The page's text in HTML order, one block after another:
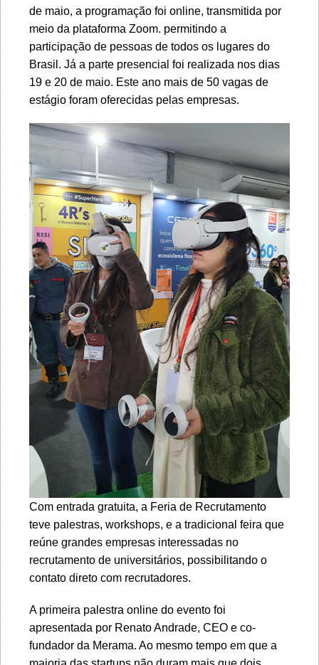
de maio, a programação foi online, transmitida por
meio da plataforma Zoom. permitindo a
participação de pessoas de todos os lugares do
Brasil. Já a parte presencial foi realizada nos dias
19 e 20 de maio. Este ano mais de 50 vagas de
estágio foram oferecidas pelas empresas.
Com entrada gratuita, a Feria de Recrutamento
teve palestras, workshops, e a tradicional feira que
reúne grandes empresas interessadas no
recrutamento de universitários, possibilitando o
contato direto com recrutadores.
A primeira palestra online do evento foi
apresentada por Renato Andrade, CEO e co-
fundador da Merama. Ao mesmo tempo em que a